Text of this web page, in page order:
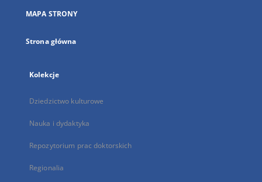
karcie
MAPA STRONY
Strona główna
Kolekcje
Dziedzictwo kulturowe
Nauka i dydaktyka
Repozytorium prac doktorskich
Regionalia